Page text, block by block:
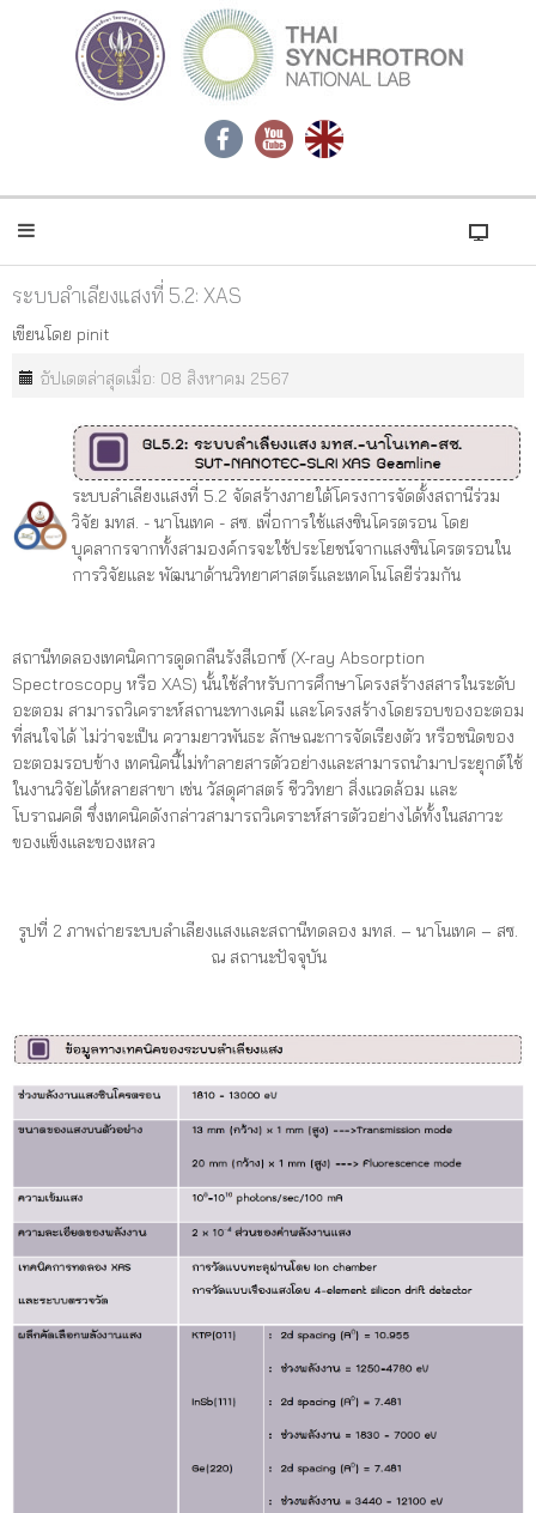
ระบบลำเลียงแสงที่ 5.2: XAS
เขียนโดย pinit
อัปเดตล่าสุดเมื่อ: 08 สิงหาคม 2567
ระบบลำเลียงแสงที่ 5.2 จัดสร้างภายใต้โครงการจัดตั้งสถานีร่วม
วิจัย มทส. - นาโนเทค - สซ. เพื่อการใช้แสงซินโครตรอน โดย
บุคลากรจากทั้งสามองค์กรจะใช้ประโยชน์จากแสงซินโครตรอนใน
การวิจัยและ พัฒนาด้านวิทยาศาสตร์และเทคโนโลยีร่วมกัน
สถานีทดลองเทคนิคการดูดกลืนรังสีเอกซ์ (X-ray Absorption
Spectroscopy หรือ XAS) นั้นใช้สำหรับการศึกษาโครงสร้างสสารในระดับ
อะตอม สามารถวิเคราะห์สถานะทางเคมี และโครงสร้างโดยรอบของอะตอม
ที่สนใจได้ ไม่ว่าจะเป็น ความยาวพันธะ ลักษณะการจัดเรียงตัว หรือชนิดของ
อะตอมรอบข้าง เทคนิคนี้ไม่ทำลายสารตัวอย่างและสามารถนำมาประยุกต์ใช้
ในงานวิจัยได้หลายสาขา เช่น วัสดุศาสตร์ ชีววิทยา สิ่งแวดล้อม และ
โบราณคดี ซึ่งเทคนิคดังกล่าวสามารถวิเคราะห์สารตัวอย่างได้ทั้งในสภาวะ
ของแข็งและของเหลว
รูปที่ 2 ภาพถ่ายระบบลำเลียงแสงและสถานีทดลอง มทส. – นาโนเทค – สซ.
ณ สถานะปัจจุบัน